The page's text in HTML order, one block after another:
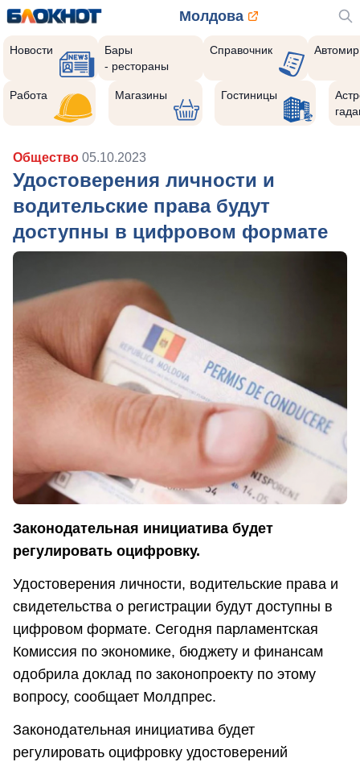
Молдова
Новости
Бары
- рестораны
Справочник Автомир
Работа Магазины Гостиницы
Общество 05.10.2023
Удостоверения личности и
водительские права будут
доступны в цифровом формате
Законодательная инициатива будет
регулировать оцифровку.
Удостоверения личности, водительские права и
свидетельства о регистрации будут доступны в
цифровом формате. Сегодня парламентская
Комиссия по экономике, бюджету и финансам
одобрила доклад по законопроекту по этому
вопросу, сообщает Молдпрес.
Законодательная инициатива будет
регулировать оцифровку удостоверений